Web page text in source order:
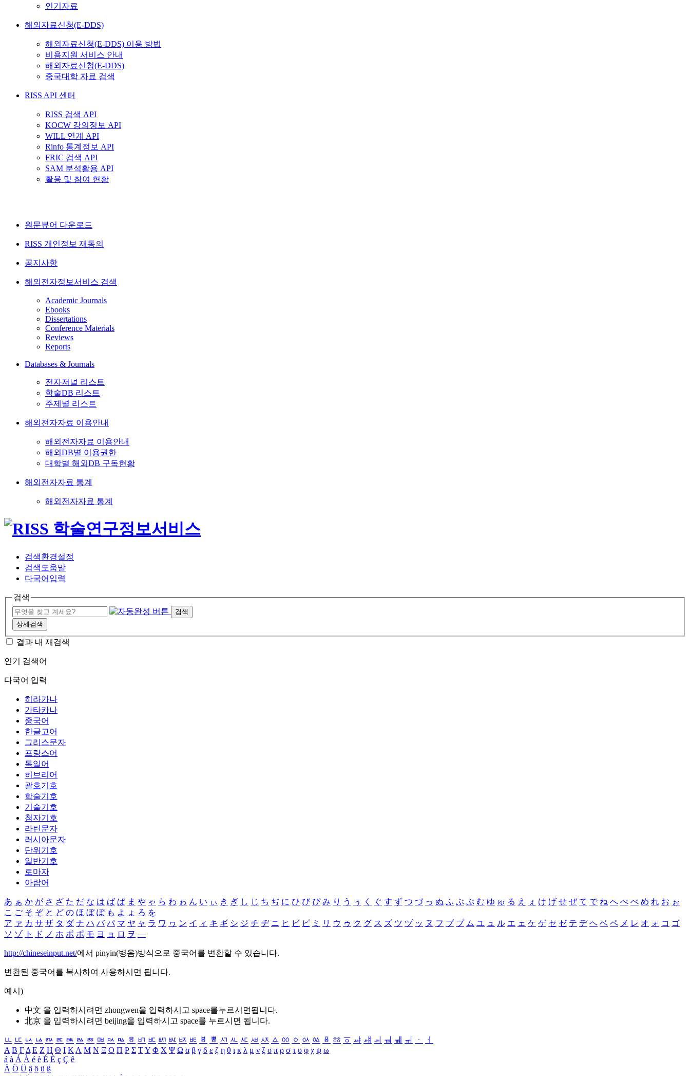
인기자료
해외자료신청(E-DDS)
해외자료신청(E-DDS) 이용 방법
비용지원 서비스 안내
해외자료신청(E-DDS)
중국대학 자료 검색
RISS API 센터
RISS 검색 API
KOCW 강의정보 API
WILL 연계 API
Rinfo 통계정보 API
FRIC 검색 API
SAM 분석활용 API
활용 및 참여 현황
원문뷰어 다운로드
RISS 개인정보 재동의
공지사항
해외전자정보서비스 검색
Academic Journals
Ebooks
Dissertations
Conference Materials
Reviews
Reports
Databases & Journals
전자저널 리스트
학술DB 리스트
주제별 리스트
해외전자자료 이용안내
해외전자자료 이용안내
해외DB별 이용권한
대학별 해외DB 구독현황
해외전자자료 통계
해외전자자료 통계
검색환경설정
검색도움말
다국어입력
검색
검색
상세검색
결과 내 재검색
인기 검색어
다국어 입력
히라가나
가타카나
중국어
한글고어
그리스문자
프랑스어
독일어
히브리어
괄호기호
학술기호
기술기호
첨자기호
라틴문자
러시아문자
단위기호
일반기호
로마자
아랍어
あ ぁ か が さ ざ た だ な は ば ぱ ま や ゃ ら わ ゎ ん い ぃ き ぎ し じ ち ぢ に ひ び ぴ み り う ぅ く ぐ す ず つ づ っ ぬ ふ ぶ ぷ む ゆ ゅ る え ぇ け げ せ ぜ て で ね へ べ ぺ め れ お ぉ
こ ご そ ぞ と ど の ほ ぼ ぽ も よ ょ ろ を
ア ァ カ サ ザ タ ダ ナ ハ バ パ マ ヤ ャ ラ ワ ヮ ン イ ィ キ ギ シ ジ チ ヂ ニ ヒ ビ ピ ミ リ ウ ゥ ク グ ス ズ ツ ヅ ッ ヌ フ ブ プ ム ユ ュ ル エ ェ ケ ゲ セ ゼ テ デ ヘ ベ ペ メ レ オ ォ コ ゴ
ソ ゾ ト ド ノ ホ ボ ポ モ ヨ ョ ロ ヲ ―
http://chineseinput.net/에서 pinyin(병음)방식으로 중국어를 변환할 수 있습니다.
변환된 중국어를 복사하여 사용하시면 됩니다.
예시)
中文 을 입력하시려면 zhongwen을 입력하시고 space를누르시면됩니다.
北京 을 입력하시려면 beijing을 입력하시고 space를 누르시면 됩니다.
ㅥ ㅦ ㅧ ㅨ ㅩ ㅪ ㅫ ㅬ ㅭ ㅮ ㅯ ㅰ ㅱ ㅲ ㅳ ㅴ ㅵ ㅶ ㅷ ㅸ ㅹ ㅺ ㅻ ㅼ ㅽ ㅾ ㅿ ㆀ ㆁ ㆂ ㆃ ㆄ ㆅ ㆆ ㆇ ㆈ ㆉ ㆊ ㆋ ㆌ ㆍ
ㆎ
Α Β ΓΔ Ε Ζ Η Θ Ι ΚΛ Μ Ν Ξ Ο Π Ρ Σ ΤΥ Φ Χ Ψ Ω α β γ δ ε ζ η θ ι κ λ μ ν ξ ο π ρ σ τ υ φ χ ψ ω
á à Á À é è É È ç Ç ê
Ä Ö Ü ä ö ü ß